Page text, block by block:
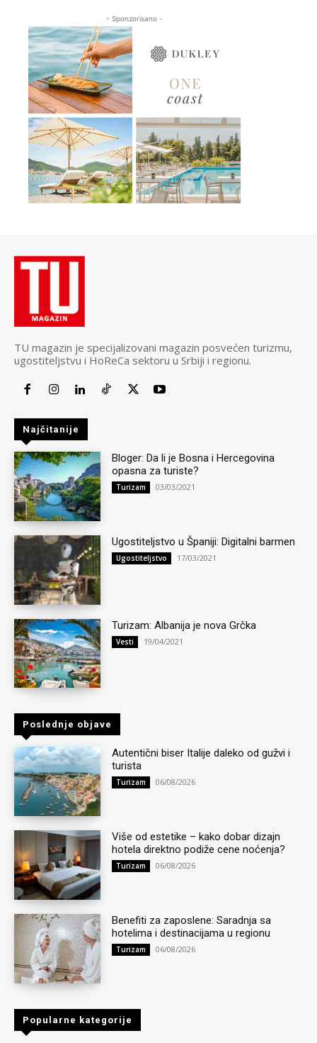
- Sponzorisano -
TU magazin je specijalizovani magazin posvećen turizmu,
ugostiteljstvu i HoReCa sektoru u Srbiji i regionu.
Najčitanije
Bloger: Da li je Bosna i Hercegovina
opasna za turiste?
Turizam 03/03/2021
Ugostiteljstvo u Španiji: Digitalni barmen
Ugostiteljstvo 17/03/2021
Turizam: Albanija je nova Grčka
Vesti 19/04/2021
Poslednje objave
Autentični biser Italije daleko od gužvi i
turista
Turizam 06/08/2026
Više od estetike – kako dobar dizajn
hotela direktno podiže cene noćenja?
Turizam 06/08/2026
Benefiti za zaposlene: Saradnja sa
hotelima i destinacijama u regionu
Turizam 06/08/2026
Popularne kategorije